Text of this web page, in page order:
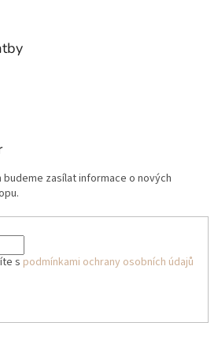
budeme zasílat informace o nových
s podmínkami ochrany osobních údajů